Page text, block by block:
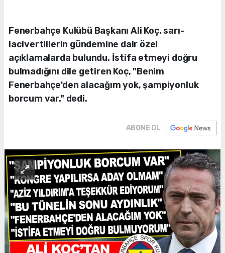
Fenerbahçe Kulübü Başkanı Ali Koç, sarı-
lacivertlilerin gündemine dair özel
açıklamalarda bulundu. İstifa etmeyi doğru
bulmadığını dile getiren Koç, "Benim
Fenerbahçe'den alacağım yok, şampiyonluk
borcum var." dedi.
ABONE OL